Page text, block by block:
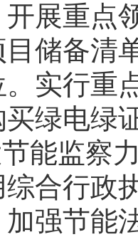
展重点
储备清
实行重
绿电绿
节能监察
合行政
强节能